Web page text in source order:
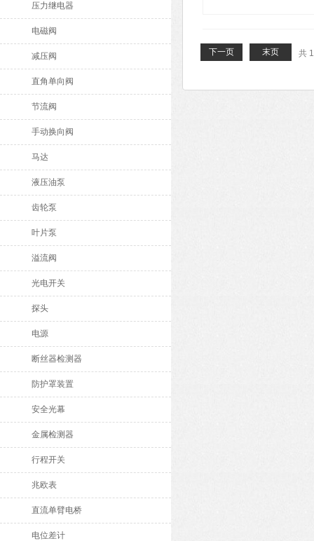
压力继电器
电磁阀
减压阀
直角单向阀
节流阀
手动换向阀
马达
液压油泵
齿轮泵
叶片泵
溢流阀
光电开关
探头
电源
断丝器检测器
防护罩装置
安全光幕
金属检测器
行程开关
兆欧表
直流单臂电桥
电位差计
共
下一页 末页